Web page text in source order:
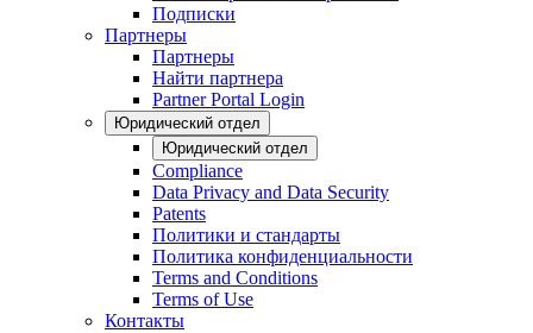
Подписки
Партнеры
Партнеры
Найти партнера
Partner Portal Login
Юридический отдел
Юридический отдел
Compliance
Data Privacy and Data Security
Patents
Политики и стандарты
Политика конфиденциальности
Terms and Conditions
Terms of Use
Контакты